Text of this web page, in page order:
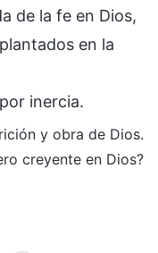
de la fe en Dios,
en la
inercia.
y obra de Dios.
creyente en Dios?